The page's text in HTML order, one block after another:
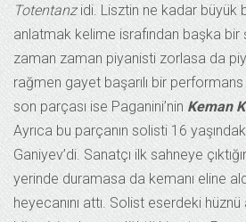
Totentanzidi. Lisztin ne kadar büyük
anlatmak kelime israfından başka bir
zaman zaman piyanisti zorlasa da
rağmen gayet başarılı bir
son parçası ise Paganini’nin Keman
Ayrıca bu parçanın solisti 16
Ganiyev’di. Sanatçı ilk sahneye
yerinde duramasa da kemanı eline
heyecanını attı. Solist eserdeki